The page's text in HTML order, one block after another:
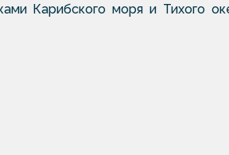
Карибского моря и Тихого